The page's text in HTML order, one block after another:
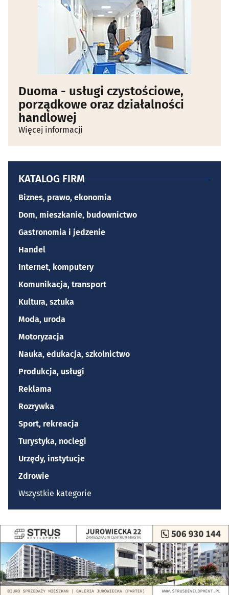
Duoma - usługi czystościowe,
porządkowe oraz działalności
handlowej
Więcej informacji
KATALOG FIRM
Biznes, prawo, ekonomia
Dom, mieszkanie, budownictwo
Gastronomia i jedzenie
Handel
Internet, komputery
Komunikacja, transport
Kultura, sztuka
Moda, uroda
Motoryzacja
Nauka, edukacja, szkolnictwo
Produkcja, usługi
Reklama
Rozrywka
Sport, rekreacja
Turystyka, noclegi
Urzędy, instytucje
Zdrowie
Wszystkie kategorie